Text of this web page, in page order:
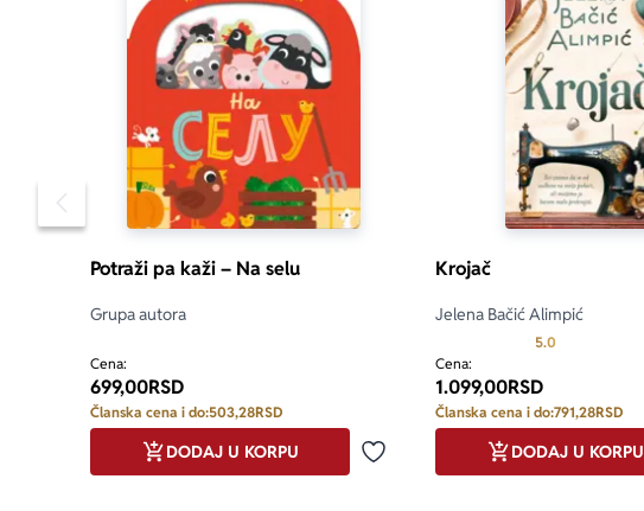
Pomeranje sadržaja slajdera u levo
Potraži pa kaži – Na selu
Grupa autora
Cena:
699,00RSD
Članska cena i do:503,28RSD
Dodaj u omiljene
DODAJ U KORPU
Krojač
Jelena Bačić Alimpić
5.0
Cena:
1.099,00RSD
Članska cena i do:791,28RSD
DODAJ U KORPU